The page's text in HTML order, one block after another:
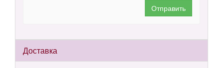
Отправить
Доставка